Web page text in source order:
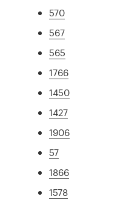
570
567
565
1766
1450
1427
1906
57
1866
1578